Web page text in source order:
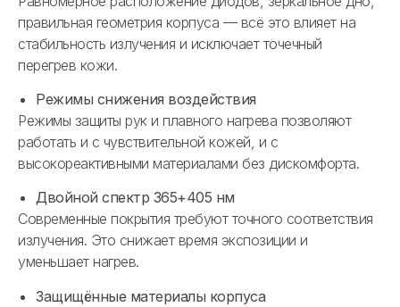
правильная геометрия корпуса — всё это влияет на
стабильность излучения и исключает точечный
перегрев кожи.
Режимы снижения воздействия
Режимы защиты рук и плавного нагрева позволяют
работать и с чувствительной кожей, и с
высокореактивными материалами без дискомфорта.
Двойной спектр 365+405 нм
Современные покрытия требуют точного соответствия
излучения. Это снижает время экспозиции и
уменьшает нагрев.
Защищённые материалы корпуса